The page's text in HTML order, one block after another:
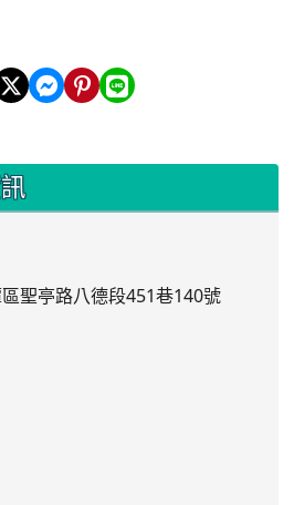
聖亭路八德段451巷140號